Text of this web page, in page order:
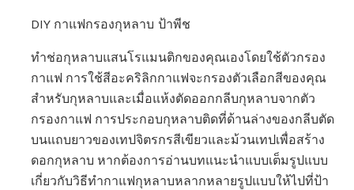
DIY กาแฟกรองกุหลาบ ป้าพีช
ทำช่อกุหลาบแสนโรแมนติกของคุณเองโดยใช้ตัวกรอง
กาแฟ การใช้สีอะคริลิกกาแฟจะกรองตัวเลือกสีของคุณ
สำหรับกุหลาบและเมื่อแห้งตัดออกกลีบกุหลาบจากตัว
กรองกาแฟ การประกอบกุหลาบติดที่ด้านล่างของกลีบตัด
บนแถบยาวของเทปจิตรกรสีเขียวและม้วนเทปเพื่อสร้าง
ดอกกุหลาบ หากต้องการอ่านบทแนะนำแบบเต็มรูปแบบ
เกี่ยวกับวิธีทำกาแฟกุหลาบหลากหลายรูปแบบให้ไปที่ป้า